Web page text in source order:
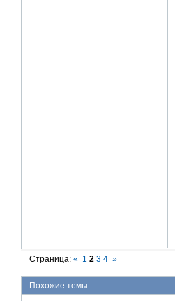
Страница:« 1 2 3 4 »
Похожие темы